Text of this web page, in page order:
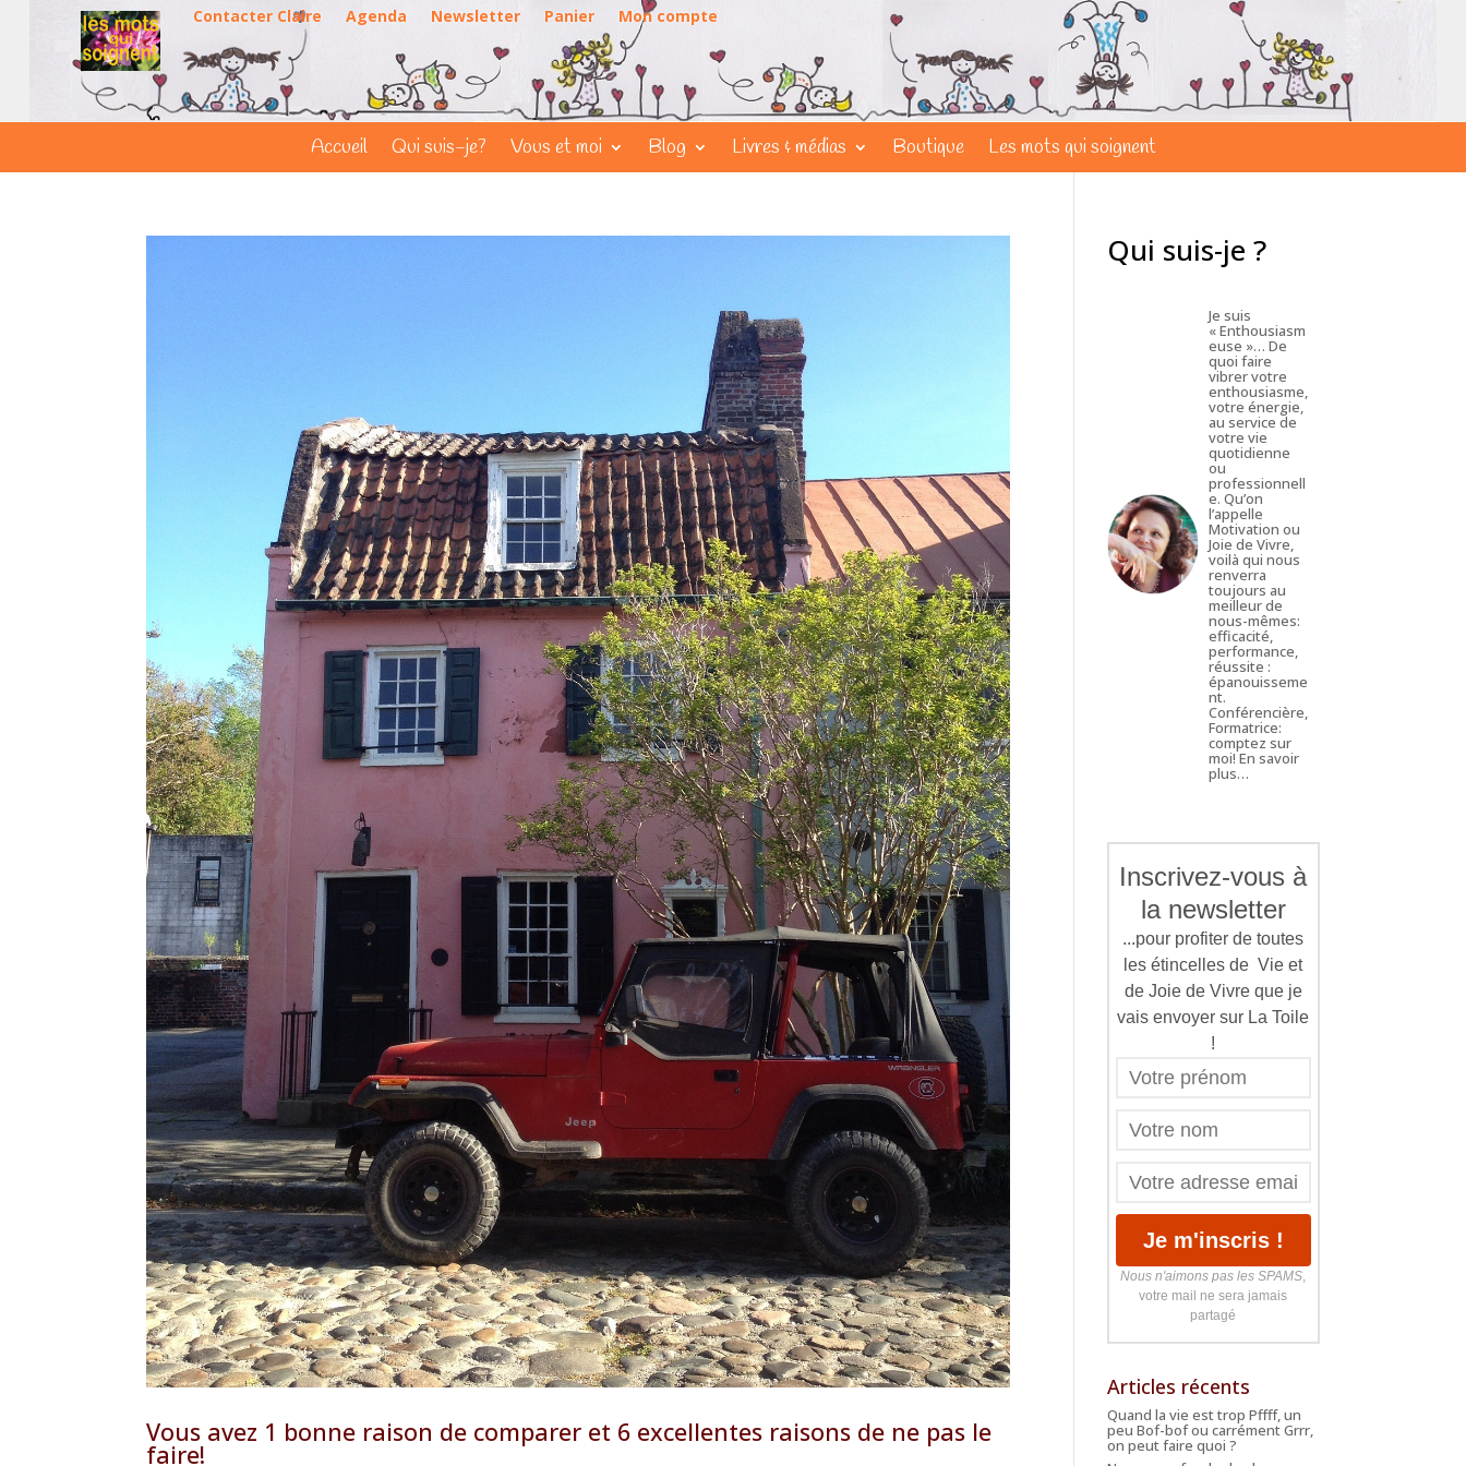
Contacter Claire Agenda Newsletter Panier Mon compte
Accueil Qui suis-je? Vous et moi Blog Livres & médias Boutique Les mots qui soignent
Vous avez 1 bonne raison de comparer et 6 excellentes raisons de ne pas le
faire!
Qui suis-je ?
Je suis
« Enthousiasm
euse »… De
quoi faire
vibrer votre
enthousiasme,
votre énergie,
au service de
votre vie
quotidienne
ou
professionnell
e. Qu’on
l’appelle
Motivation ou
Joie de Vivre,
voilà qui nous
renverra
toujours au
meilleur de
nous-mêmes:
efficacité,
performance,
réussite :
épanouisseme
nt.
Conférencière,
Formatrice:
comptez sur
moi!En savoir
plus…
Inscrivez-vous à
la newsletter
...pour profiter de toutes
les étincelles de Vie et
de Joie de Vivre que je
vais envoyer sur La Toile
!
Nous n'aimons pas les SPAMS,
votre mail ne sera jamais
partagé
Articles récents
Quand la vie est trop Pffff, un
peu Bof-bof ou carrément Grrr,
on peut faire quoi ?